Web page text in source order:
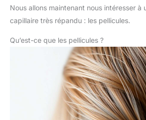
Nous allons maintenant nous intéresser à
capillaire très répandu : les pellicules.
Qu’est-ce que les pellicules ?